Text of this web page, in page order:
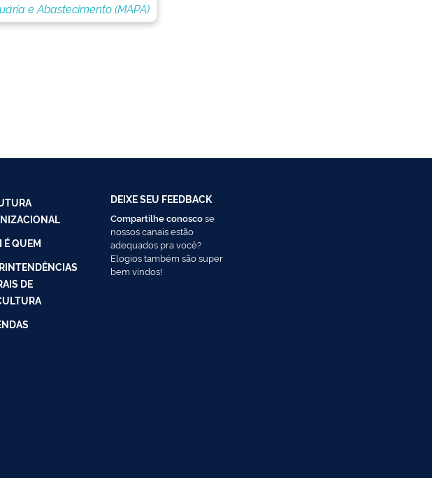
e Abastecimento (MAPA)
É QUEM
DE
DEIXE SEU FEEDBACK
Compartilhe conoscose
nossos canais estão
adequados pra você?
Elogios também são super
bem vindos!